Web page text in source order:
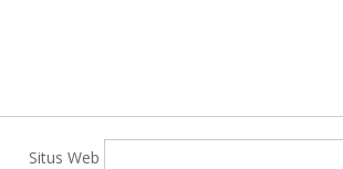
Situs Web